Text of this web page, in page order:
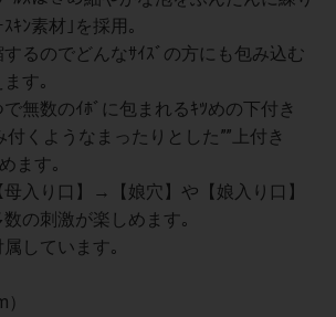
ｷﾝ素材｣を採用｡
るのでどんなｻｲｽﾞの方にも包み込む
す｡
無数のｲﾎﾞに包まれるｷﾂめの下付き
付くようなまったりとした””上付き
ます｡
母入り口】→【娘穴】や【娘入り口】
の刺激が楽しめます｡
しています｡